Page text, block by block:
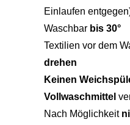
Einlaufen
Waschbar bis 30°
Textilien vor dem
drehen
Keinen
Vollwaschmittel
Nach Möglichkeit